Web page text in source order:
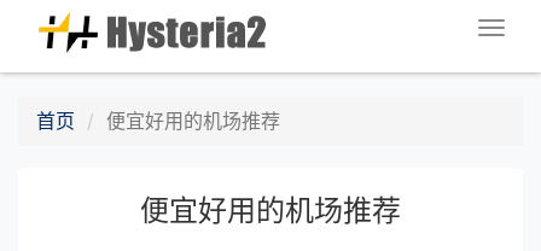
首页 便宜好用的机场推荐
便宜好用的机场推荐